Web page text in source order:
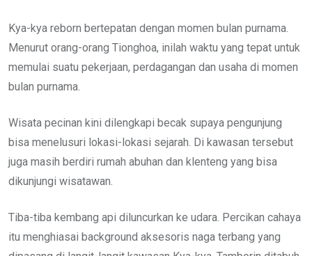
Kya-kya reborn bertepatan dengan momen bulan purnama.
Menurut orang-orang Tionghoa, inilah waktu yang tepat untuk
memulai suatu pekerjaan, perdagangan dan usaha di momen
bulan purnama.
Wisata pecinan kini dilengkapi becak supaya pengunjung
bisa menelusuri lokasi-lokasi sejarah. Di kawasan tersebut
juga masih berdiri rumah abuhan dan klenteng yang bisa
dikunjungi wisatawan.
Tiba-tiba kembang api diluncurkan ke udara. Percikan cahaya
itu menghiasai background aksesoris naga terbang yang